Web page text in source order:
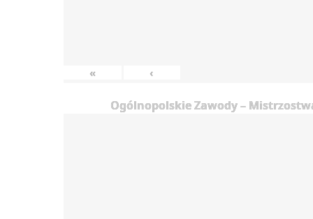
« ‹
Ogólnopolskie Zawody –